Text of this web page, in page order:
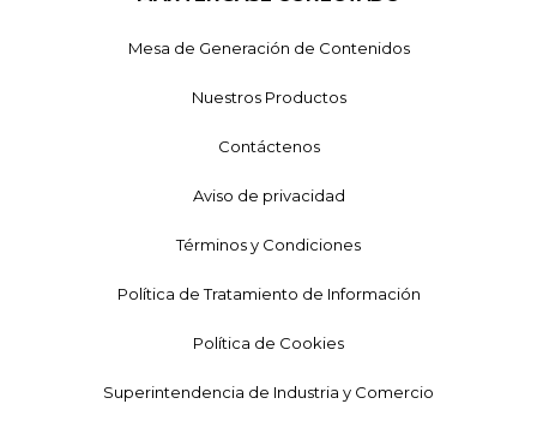
Mesa de Generación de Contenidos
Nuestros Productos
Contáctenos
Aviso de privacidad
Términos y Condiciones
Política de Tratamiento de Información
Política de Cookies
Superintendencia de Industria y Comercio